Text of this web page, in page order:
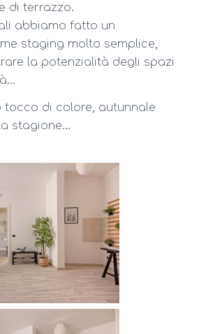
di terrazzo.
abbiamo fatto un
staging molto semplice,
la potenzialità degli spazi
tocco di colore, autunnale
stagione…